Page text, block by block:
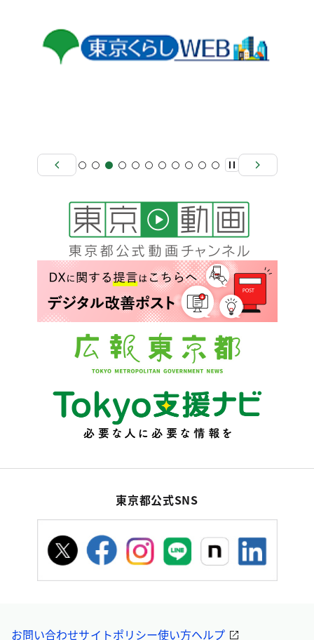
東京都公式SNS
お問い合わせサイトポリシー使い方ヘルプ